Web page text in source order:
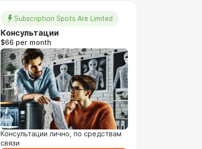
Subscription Spots Are Limited
Консультации
$66 per month
Консультации лично, по средствам
связи